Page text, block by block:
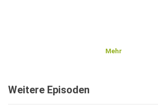
Mehr
Weitere Episoden